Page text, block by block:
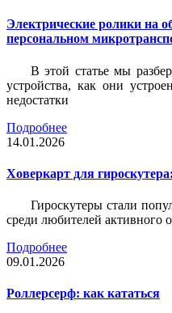
Электрические ролики на
персональном
В этой статье мы
устройства, как они
недостатки
Подробнее
14.01.2026
Ховеркарт для
Гироскутеры стали
среди любителей активного
Подробнее
09.01.2026
Роллерсерф: как кататься